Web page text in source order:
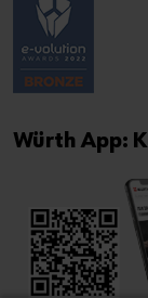
Würth App: